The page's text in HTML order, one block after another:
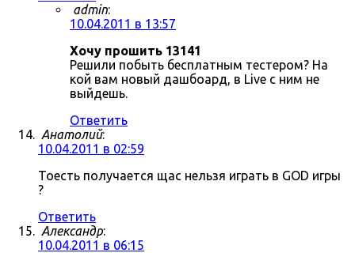
admin:
10.04.2011 в 13:57
Хочу прошить 13141
Решили побыть бесплатным тестером? На
кой вам новый дашбоард, в Live с ним не
выйдешь.
Ответить
Анатолий:
10.04.2011 в 02:59
Тоесть получается щас нельзя играть в GOD игры
?
Ответить
Александр:
10.04.2011 в 06:15